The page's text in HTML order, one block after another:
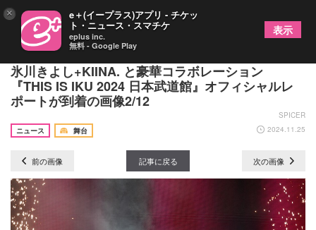
山崎育三郎がロバート秋山、幾田りら、花總まり、
氷川きよし+KIINA. と豪華コラボレーション
『THIS IS IKU 2024 日本武道館』オフィシャルレ
ポートが到着の画像2/12
SPICER
ニュース
舞台 2024.11.25
前の画像 記事に戻る 次の画像
× e＋(イープラス)アプリ - チケッ
ト・ニュース・スマチケ
eplus inc.
無料 - Google Play
表示